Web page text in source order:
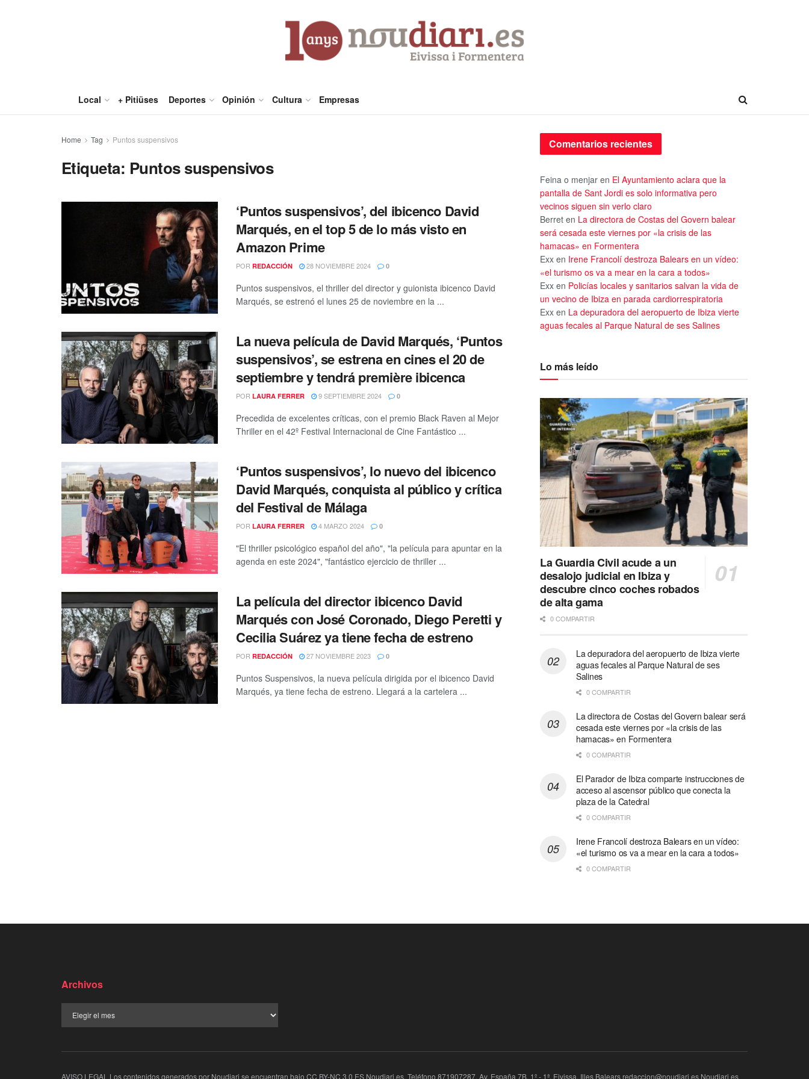
Local + Pitiüses Deportes Opinión Cultura Empresas
Home Tag Puntos suspensivos
Etiqueta: Puntos suspensivos
‘Puntos suspensivos’, del ibicenco David
Marqués, en el top 5 de lo más visto en
Amazon Prime
POR REDACCIÓN 28 NOVIEMBRE 2024 0
Puntos suspensivos, el thriller del director y guionista ibicenco David
Marqués, se estrenó el lunes 25 de noviembre en la ...
La nueva película de David Marqués, ‘Puntos
suspensivos’, se estrena en cines el 20 de
septiembre y tendrá première ibicenca
POR LAURA FERRER 9 SEPTIEMBRE 2024 0
Precedida de excelentes críticas, con el premio Black Raven al Mejor
Thriller en el 42º Festival Internacional de Cine Fantástico ...
‘Puntos suspensivos’, lo nuevo del ibicenco
David Marqués, conquista al público y crítica
del Festival de Málaga
POR LAURA FERRER 4 MARZO 2024 0
"El thriller psicológico español del año", "la película para apuntar en la
agenda en este 2024", "fantástico ejercicio de thriller ...
La película del director ibicenco David
Marqués con José Coronado, Diego Peretti y
Cecilia Suárez ya tiene fecha de estreno
POR REDACCIÓN 27 NOVIEMBRE 2023 0
Puntos Suspensivos, la nueva película dirigida por el ibicenco David
Marqués, ya tiene fecha de estreno. Llegará a la cartelera ...
Comentarios recientes
Feina o menjar en El Ayuntamiento aclara que la
pantalla de Sant Jordi es solo informativa pero
vecinos siguen sin verlo claro
Berret en La directora de Costas del Govern balear
será cesada este viernes por «la crisis de las
hamacas» en Formentera
Exx en Irene Francolí destroza Balears en un vídeo:
«el turismo os va a mear en la cara a todos»
Exx en Policías locales y sanitarios salvan la vida de
un vecino de Ibiza en parada cardiorrespiratoria
Exx en La depuradora del aeropuerto de Ibiza vierte
aguas fecales al Parque Natural de ses Salines
Lo más leído
La Guardia Civil acude a un
desalojo judicial en Ibiza y
descubre cinco coches robados
de alta gama
0 COMPARTIR
La depuradora del aeropuerto de Ibiza vierte
aguas fecales al Parque Natural de ses
Salines
0 COMPARTIR
La directora de Costas del Govern balear será
cesada este viernes por «la crisis de las
hamacas» en Formentera
0 COMPARTIR
El Parador de Ibiza comparte instrucciones de
acceso al ascensor público que conecta la
plaza de la Catedral
0 COMPARTIR
Irene Francolí destroza Balears en un vídeo:
«el turismo os va a mear en la cara a todos»
0 COMPARTIR
Archivos
AVISO LEGAL Los contenidos generados por Noudiari se encuentran bajo CC BY-NC 3.0 ES Noudiari.es, Teléfono 871907287. Av. España 7B, 1º - 1ª, Eivissa, Illes Balears redaccion@noudiari.es Noudiari es